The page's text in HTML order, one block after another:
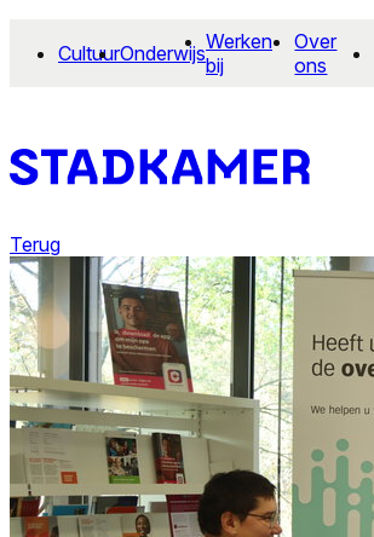
CultuurOnderwijsWerken
bij
Over
ons
Terug